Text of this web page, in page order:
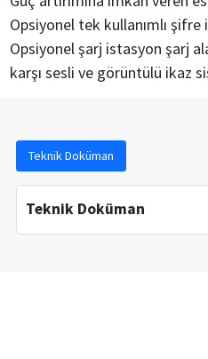
Opsiyonel tek kullanımlı
Opsiyonel şarj istasyon şarj
karşı sesli ve görüntülü ikaz
Teknik Doküman
Teknik Doküman